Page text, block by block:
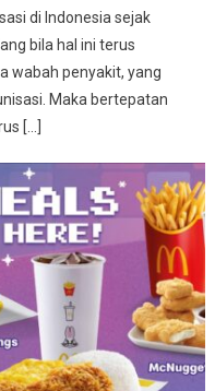
di Indonesia sejak
bila hal ini terus
wabah penyakit, yang
Maka bertepatan
[…]